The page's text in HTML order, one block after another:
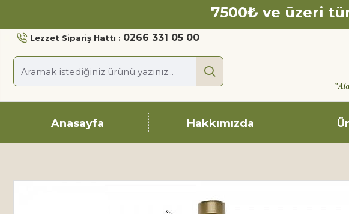
7500₺ ve üzeri
Lezzet Sipariş Hattı : 0266 331 05 00
Anasayfa Hakkımızda